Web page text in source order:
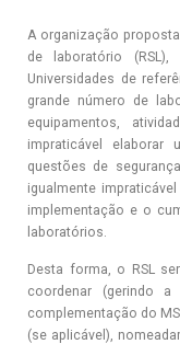
A organização
de laboratório
Universidades de
grande número de
equipamentos,
impraticável elaborar
questões de
igualmente
implementação e o
laboratórios.
Desta forma, o RSL
coordenar (gerindo
complementação do
(se aplicável),